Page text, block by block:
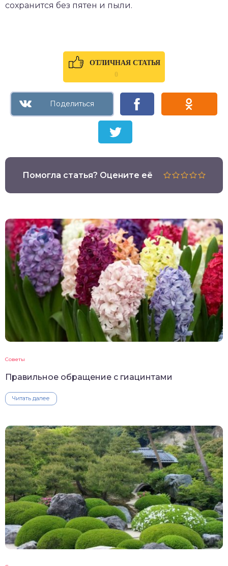
сохранится без пятен и пыли.
ОТЛИЧНАЯ СТАТЬЯ
0
Помогла статья? Оцените её
Советы
Правильное обращение с гиацинтами
Читать далее